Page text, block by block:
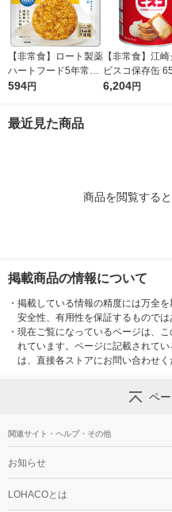
【非常食】ロート製薬
ハートフード5年常温
保存 おにぎり カレー
594円
【非常食】江
ビスコ保存缶
2 1セット(1缶
6,204円
最近見た商品
商品を閲覧する
掲載商品の情報について
・ 掲載している情報の精度には万全
安全性、有用性を保証するものでは
・ 現在ご覧になっているページは、
れています。ページに記載されて
は、直接各ストアにお問い合わせく
ペ
関連サイト・ヘルプ・その他
お知らせ
LOHACOとは